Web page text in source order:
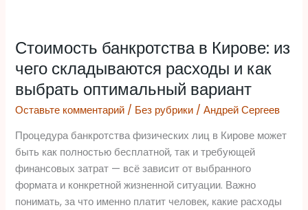
Стоимость банкротства в Кирове: из
чего складываются расходы и как
выбрать оптимальный вариант
Оставьте комментарий / Без рубрики /Андрей Сергеев
Процедура банкротства физических лиц в Кирове может
быть как полностью бесплатной, так и требующей
финансовых затрат — всё зависит от выбранного
формата и конкретной жизненной ситуации. Важно
понимать, за что именно платит человек, какие расходы
Стоимость
Кирове:
из
складываются
и
как